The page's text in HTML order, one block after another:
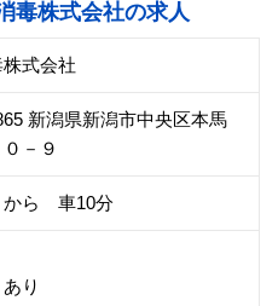
毒株式会社の求人
式会社
新潟県新潟市中央区本馬
－９
ら 車10分
り